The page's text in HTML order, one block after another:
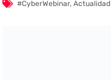
#CyberWebinar,Actualidad